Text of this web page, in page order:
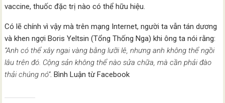
vaccine, thuốc đặc trị nào có thể hữu hiệu.
Có lẽ chính vì vậy mà trên mạng Internet, người ta vẫn tán dương
và khen ngợi Boris Yeltsin (Tổng Thống Nga) khi ông ta nói rằng:
“Anh có thể xây ngai vàng bằng lưỡi lê, nhưng anh không thể ngồi
lâu trên đó. Cộng sản không thể nào sửa chữa, mà cần phải đào
thải chúng nó”. Bình Luận từ Facebook